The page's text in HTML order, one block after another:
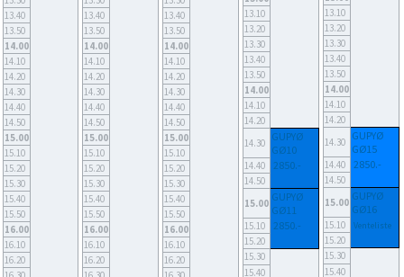
13.40
13.50
14.00
14.10
14.20
14.30
14.40
14.50
15.00
15.10
15.20
15.30
15.40
15.50
16.00
16.10
16.20
13.40
13.50
14.00
14.10
14.20
14.30
14.40
14.50
15.00
15.10
15.20
15.30
15.40
15.50
16.00
16.10
16.20
13.40
13.50
14.00
14.10
14.20
14.30
14.40
14.50
15.00
15.10
15.20
15.30
15.40
15.50
16.00
16.10
16.20
13.10
13.20
13.30
13.40
13.50
14.00
14.10
14.20
14.30 GUPYØ
GØ10
14.40 2850.-
14.50
15.00 GUPYØ
GØ11
15.10 2850.-
15.20
15.30
15.40
13.10
13.20
13.30
13.40
13.50
14.00
14.10
14.20
14.30 GUPYØ
GØ15
14.40 2850.-
14.50
15.00 GUPYØ
GØ16
15.10 Venteliste
15.20
15.30
15.40